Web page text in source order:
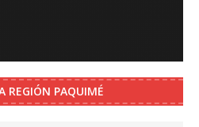
REGIÓN PAQUIMÉ